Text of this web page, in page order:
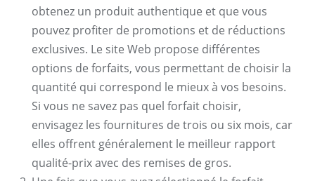
obtenez un produit authentique et que vous
pouvez profiter de promotions et de réductions
exclusives. Le site Web propose différentes
options de forfaits, vous permettant de choisir la
quantité qui correspond le mieux à vos besoins.
Si vous ne savez pas quel forfait choisir,
envisagez les fournitures de trois ou six mois, car
elles offrent généralement le meilleur rapport
qualité-prix avec des remises de gros.